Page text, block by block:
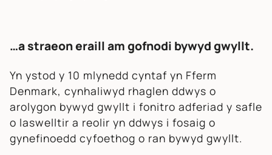
…a straeon eraill am gofnodi bywyd gwyllt.
Yn ystod y 10 mlynedd cyntaf yn Fferm
Denmark, cynhaliwyd rhaglen ddwys o
arolygon bywyd gwyllt i fonitro adferiad y safle
o laswelltir a reolir yn ddwys i fosaig o
gynefinoedd cyfoethog o ran bywyd gwyllt.